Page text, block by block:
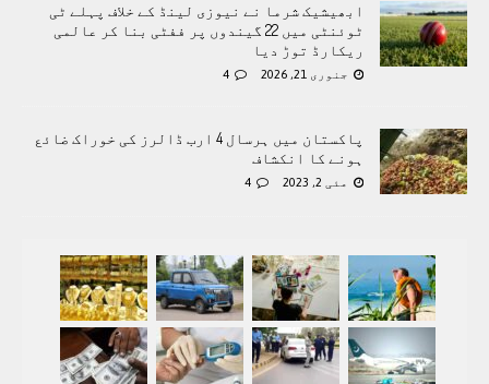
ابھیشیک شرما نے نیوزی لینڈ کے خلاف پہلے ٹی
ٹوئنٹی میں 22 گیندوں پر ففٹی بنا کر عالمی
ریکارڈ توڑ دیا
جنوری 21, 2026 4
پاکستان میں ہرسال 4 ارب ڈالرز کی خوراک ضائع
ہونے کا انکشاف
مئی 2, 2023 4